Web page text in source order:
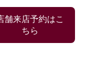
舗来店予約はこ
ちら